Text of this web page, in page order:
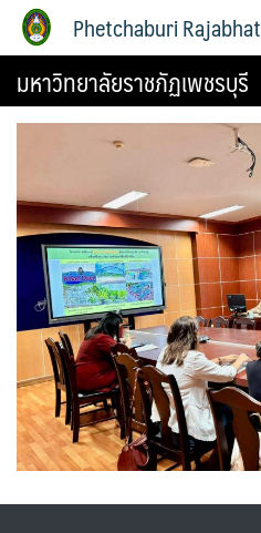
Phetchaburi
มหาวิทยาลัยราชภัฏเพชรบุรี